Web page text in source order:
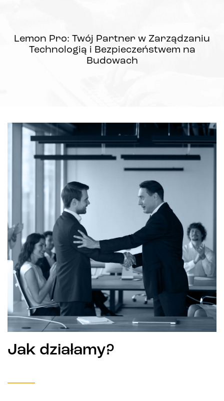
Lemon Pro: Twój Partner w Zarządzaniu
Technologią i Bezpieczeństwem na
Budowach
Jak działamy?